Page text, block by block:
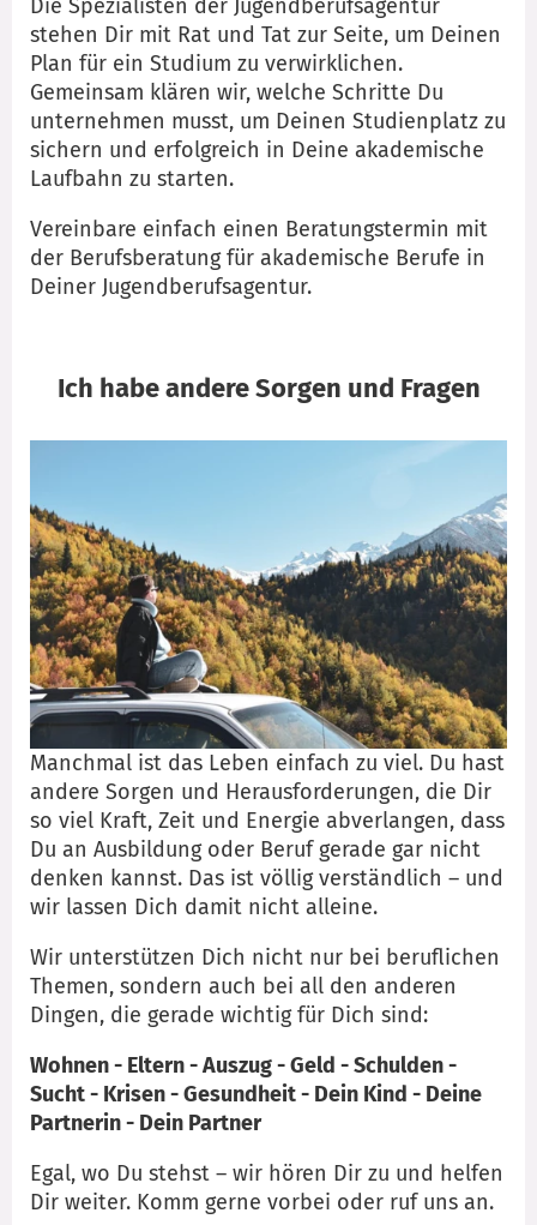
Die Spezialisten der Jugendberufsagentur
stehen Dir mit Rat und Tat zur Seite, um Deinen
Plan für ein Studium zu verwirklichen.
Gemeinsam klären wir, welche Schritte Du
unternehmen musst, um Deinen Studienplatz zu
sichern und erfolgreich in Deine akademische
Laufbahn zu starten.
Vereinbare einfach einen Beratungstermin mit
der Berufsberatung für akademische Berufe in
Deiner Jugendberufsagentur.
Ich habe andere Sorgen und Fragen
Manchmal ist das Leben einfach zu viel. Du hast
andere Sorgen und Herausforderungen, die Dir
so viel Kraft, Zeit und Energie abverlangen, dass
Du an Ausbildung oder Beruf gerade gar nicht
denken kannst. Das ist völlig verständlich – und
wir lassen Dich damit nicht alleine.
Wir unterstützen Dich nicht nur bei beruflichen
Themen, sondern auch bei all den anderen
Dingen, die gerade wichtig für Dich sind:
Wohnen - Eltern - Auszug - Geld - Schulden -
Sucht - Krisen - Gesundheit - Dein Kind - Deine
Partnerin - Dein Partner
Egal, wo Du stehst – wir hören Dir zu und helfen
Dir weiter. Komm gerne vorbei oder ruf uns an.